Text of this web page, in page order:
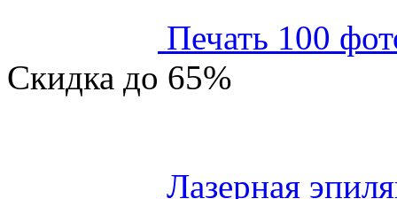
Печать 100
Скидка до 65%
Лазерная